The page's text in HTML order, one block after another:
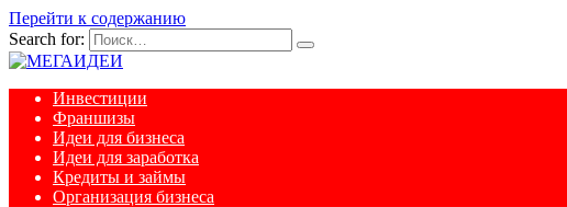
Перейти к содержанию
Search for:
Инвестиции
Франшизы
Идеи для бизнеса
Идеи для заработка
Кредиты и займы
Организация бизнеса